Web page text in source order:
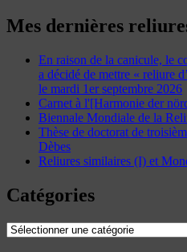
Mes dernières
En raison de la canicule, le
a décidé de mettre « reliure
le mardi 1er septembre 2026
Carnet à l'[Harmonie der
Biennale Mondiale de la
Thèse de doctorat de
Dèbes
Reliures similaires (I) et
Catégories
Catégories